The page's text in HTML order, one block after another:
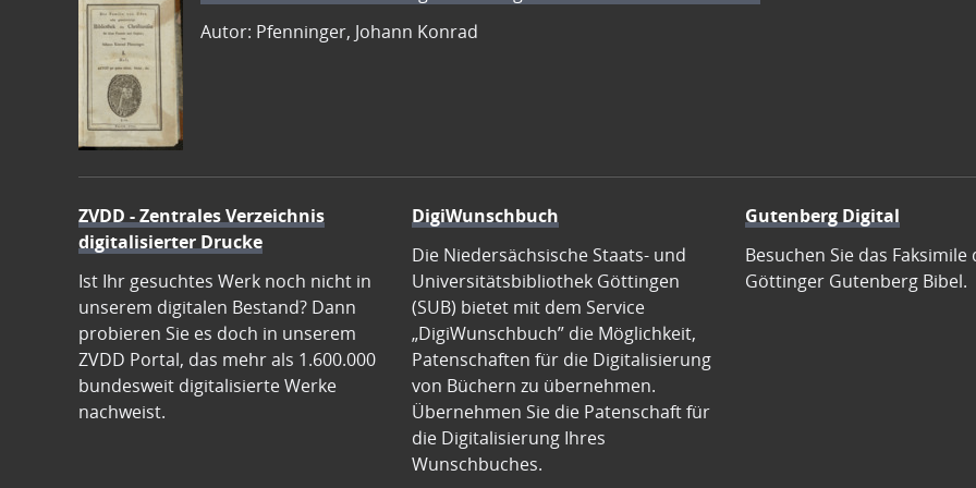
Autor: Pfenninger, Johann Konrad
ZVDD - Zentrales Verzeichnis
digitalisierter Drucke
Ist Ihr gesuchtes Werk noch nicht in
unserem digitalen Bestand? Dann
probieren Sie es doch in unserem
ZVDD Portal, das mehr als 1.600.000
bundesweit digitalisierte Werke
nachweist.
DigiWunschbuch
Die Niedersächsische Staats- und
Universitätsbibliothek Göttingen
(SUB) bietet mit dem Service
„DigiWunschbuch” die Möglichkeit,
Patenschaften für die Digitalisierung
von Büchern zu übernehmen.
Übernehmen Sie die Patenschaft für
die Digitalisierung Ihres
Wunschbuches.
Gutenberg Digital
Besuchen Sie das Faksimile
Göttinger Gutenberg Bibel.